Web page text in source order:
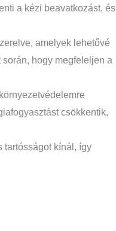
a kézi beavatkozást, és
amelyek lehetővé
hogy megfeleljen a
csökkentik,
tartósságot kínál, így